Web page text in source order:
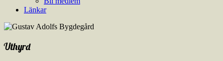
Länkar
Uthyrd